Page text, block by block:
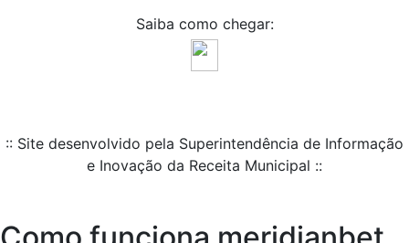
Saiba como chegar:
:: Site desenvolvido pela Superintendência de Informação
e Inovação da Receita Municipal ::